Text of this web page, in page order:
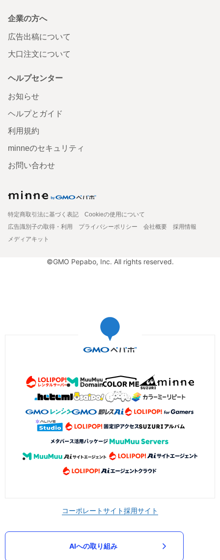
企業の方へ
広告出稿について
大口注文について
ヘルプセンター
お知らせ
ヘルプとガイド
利用規約
minneのセキュリティ
お問い合わせ
特定商取引法に基づく表記
Cookieの使用について
広告識別子の取得・利用
プライバシーポリシー 会社概要
採用情報
メディアキット
©GMO Pepabo, Inc. All rights reserved.
コーポレートサイト採用サイト
AIへの取り組み